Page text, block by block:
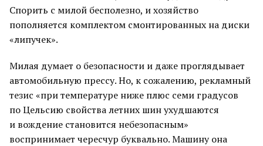
Спорить с милой бесполезно, и хозяйство
пополняется комплектом смонтированных на диски
«липучек».
Милая думает о безопасности и даже проглядывает
автомобильную прессу. Но, к сожалению, рекламный
тезис «при температуре ниже плюс семи градусов
по Цельсию свойства летних шин ухудшаются
и вождение становится небезопасным»
воспринимает чересчур буквально. Машину она